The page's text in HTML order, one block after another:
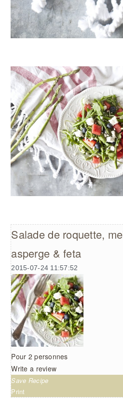
Salade de roquette,
asperge & feta
2015-07-24 11:57:52
Pour 2 personnes
Write a review
Save Recipe
Print